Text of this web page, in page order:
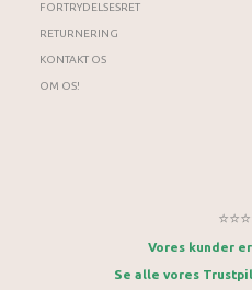
FORTRYDELSESRET
RETURNERING
KONTAKT OS
OM OS!
Vores kunder
Se alle vores